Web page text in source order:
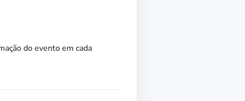
do evento em cada